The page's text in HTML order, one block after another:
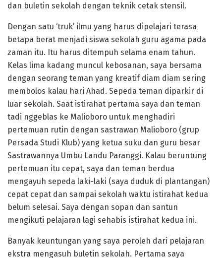
dan buletin sekolah dengan teknik cetak stensil.
Dengan satu ‘truk’ ilmu yang harus dipelajari terasa
betapa berat menjadi siswa sekolah guru agama pada
zaman itu. Itu harus ditempuh selama enam tahun.
Kelas lima kadang muncul kebosanan, saya bersama
dengan seorang teman yang kreatif diam diam sering
membolos kalau hari Ahad. Sepeda teman diparkir di
luar sekolah. Saat istirahat pertama saya dan teman
tadi nggeblas ke Malioboro untuk menghadiri
pertemuan rutin dengan sastrawan Malioboro (grup
Persada Studi Klub) yang ketua suku dan guru besar
Sastrawannya Umbu Landu Paranggi. Kalau beruntung
pertemuan itu cepat, saya dan teman berdua
mengayuh sepeda laki-laki (saya duduk di plantangan)
cepat cepat dan sampai sekolah waktu istirahat kedua
belum selesai. Saya dengan sopan dan santun
mengikuti pelajaran lagi sehabis istirahat kedua ini.
Banyak keuntungan yang saya peroleh dari pelajaran
ekstra mengasuh buletin sekolah. Pertama saya